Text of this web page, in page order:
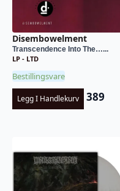
Disembowelment
Transcendence Into The…...
LP - LTD
Bestillingsvare
Legg I Handlekurv 389